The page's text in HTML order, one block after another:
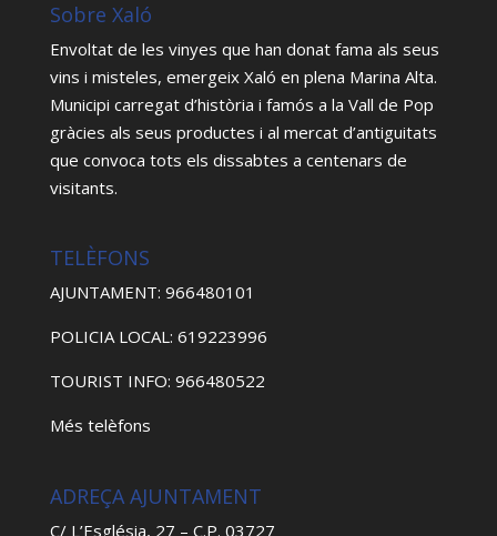
Sobre Xaló
Envoltat de les vinyes que han donat fama als seus
vins i misteles, emergeix Xaló en plena Marina Alta.
Municipi carregat d’història i famós a la Vall de Pop
gràcies als seus productes i al mercat d’antiguitats
que convoca tots els dissabtes a centenars de
visitants.
TELÈFONS
AJUNTAMENT: 966480101
POLICIA LOCAL: 619223996
TOURIST INFO: 966480522
Més telèfons
ADREÇA AJUNTAMENT
C/ L’Església, 27 – C.P. 03727